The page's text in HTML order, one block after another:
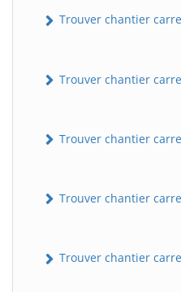
Trouver chantier
Trouver chantier
Trouver chantier
Trouver chantier
Trouver chantier